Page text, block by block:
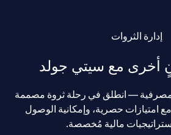
إدارة الثروات
أخرى مع سيتي جولد
— انطلق في رحلة ثروة مصممة
امتيازات حصرية، وإمكانية الوصول
مالية مُخصصة.